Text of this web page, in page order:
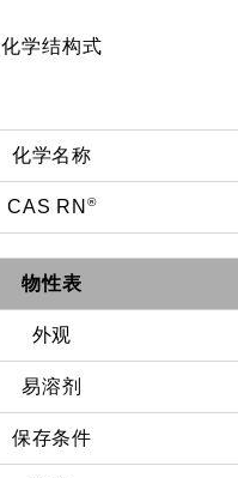
化学结构式
化学名称
CAS RN®
物性表
外观
易溶剂
保存条件